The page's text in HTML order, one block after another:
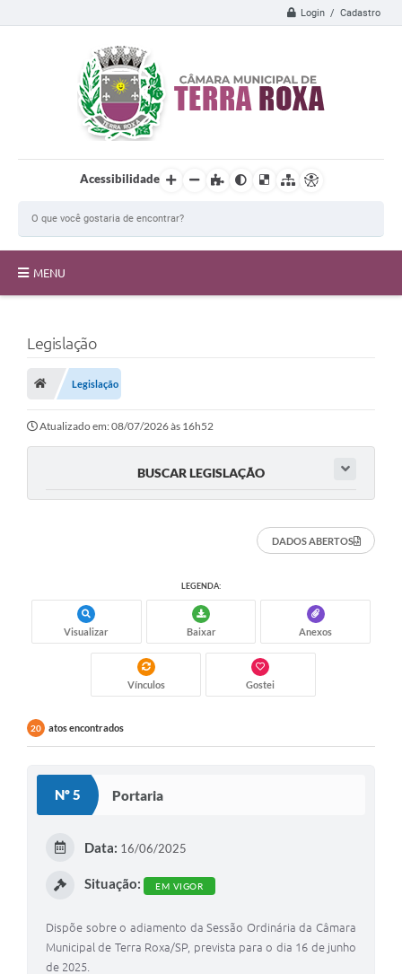
Login / Cadastro
Acessibilidade
MENU
Transparência
Proposições
Legislação
Legislação
Legislação
Atualizado em: 08/07/2026 às 16h52
BUSCAR LEGISLAÇÃO
DADOS ABERTOS
LEGENDA:
Visualizar Baixar Anexos
Vínculos Gostei
20 atos encontrados
Nº 5 Portaria
Data: 16/06/2025
Situação: EM VIGOR
Dispõe sobre o adiamento da Sessão Ordinária da Câmara
Municipal de Terra Roxa/SP, prevista para o dia 16 de junho
de 2025.